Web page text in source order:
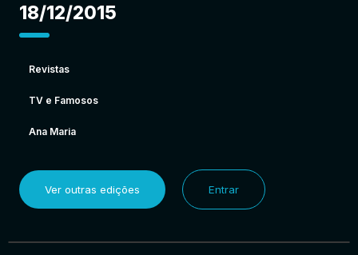
18/12/2015
Revistas
TV e Famosos
Ana Maria
Ver outras edições Entrar